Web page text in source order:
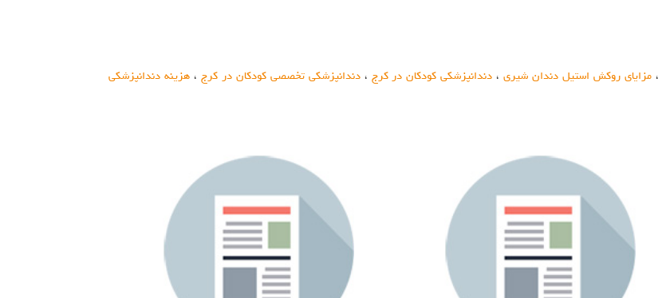
،مزایای روکش استیل دندان شیری، دندانپزشکی کودکان در کرج ،دندانپزشکی تخصصی کودکان در کرج ، هزینه دندانپزشکی